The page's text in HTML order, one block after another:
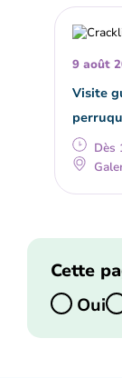
9 août
Visite
Dès
Cette
Oui